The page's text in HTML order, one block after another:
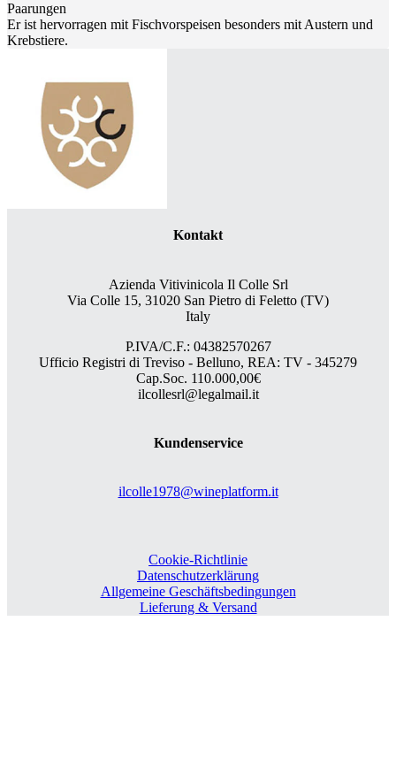
Paarungen
Er ist hervorragen mit Fischvorspeisen besonders mit Austern und
Krebstiere.
Kontakt
Azienda Vitivinicola Il Colle Srl
Via Colle 15, 31020 San Pietro di Feletto (TV)
Italy
P.IVA/C.F.: 04382570267
Ufficio Registri di Treviso - Belluno, REA: TV - 345279
Cap.Soc. 110.000,00€
ilcollesrl@legalmail.it
Kundenservice
ilcolle1978@wineplatform.it
Cookie-Richtlinie
Datenschutzerklärung
Allgemeine Geschäftsbedingungen
Lieferung & Versand